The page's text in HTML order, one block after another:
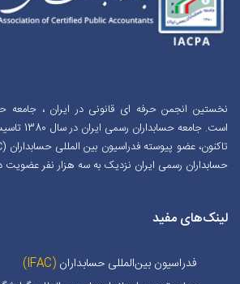
نخستین انجمن حرفه ای قانونی در ایران ، جامعه
حسابداران رسمی ایران نزدیک به سه هزار نفر عضویت
لینک‌های مفید
فدراسیون بین‌المللی حسابداران (IFAC)